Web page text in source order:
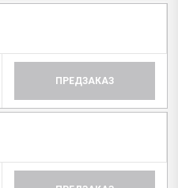
ПРЕДЗАКАЗ